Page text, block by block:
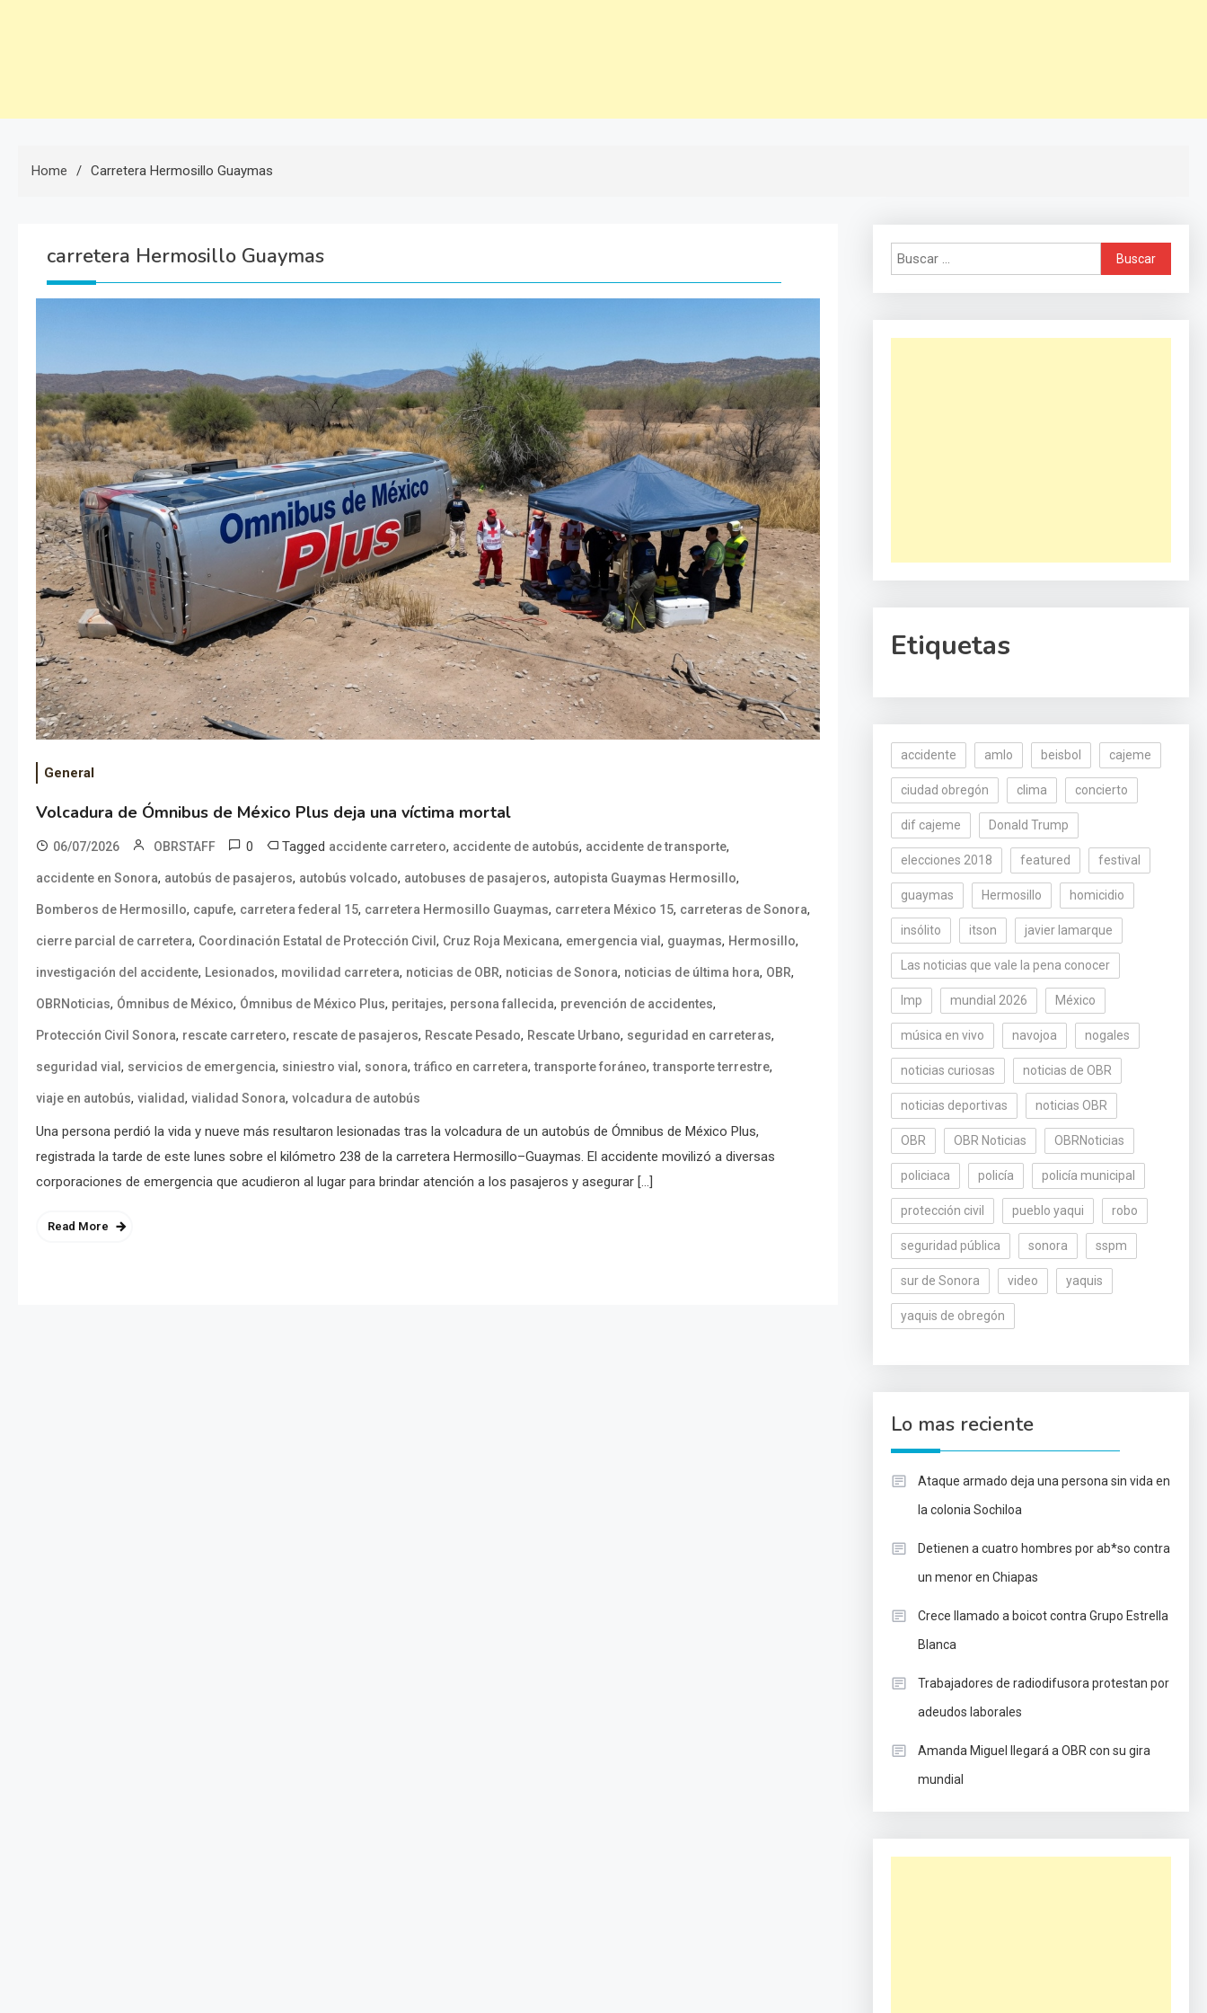
Home Carretera Hermosillo Guaymas
carretera Hermosillo Guaymas
General
Volcadura de Ómnibus de México Plus deja una víctima mortal
06/07/2026 OBRSTAFF 0 Tagged accidente carretero, accidente de autobús, accidente de transporte,
accidente en Sonora, autobús de pasajeros, autobús volcado, autobuses de pasajeros, autopista Guaymas Hermosillo,
Bomberos de Hermosillo, capufe, carretera federal 15, carretera Hermosillo Guaymas, carretera México 15, carreteras de Sonora,
cierre parcial de carretera, Coordinación Estatal de Protección Civil , Cruz Roja Mexicana, emergencia vial , guaymas, Hermosillo,
investigación del accidente, Lesionados, movilidad carretera, noticias de OBR, noticias de Sonora, noticias de última hora, OBR,
OBRNoticias, Ómnibus de México, Ómnibus de México Plus, peritajes, persona fallecida, prevención de accidentes,
Protección Civil Sonora, rescate carretero, rescate de pasajeros, Rescate Pesado, Rescate Urbano, seguridad en carreteras,
seguridad vial , servicios de emergencia, siniestro vial , sonora,tráfico en carretera,transporte foráneo,transporte terrestre,
viaje en autobús, vialidad, vialidad Sonora, volcadura de autobús
Una persona perdió la vida y nueve más resultaron lesionadas tras la volcadura de un autobús de Ómnibus de México Plus,
registrada la tarde de este lunes sobre el kilómetro 238 de la carretera Hermosillo–Guaymas. El accidente movilizó a diversas
corporaciones de emergencia que acudieron al lugar para brindar atención a los pasajeros y asegurar […]
Read More
Buscar:
Etiquetas
accidente amlo beisbol cajeme
ciudad obregón clima concierto
dif cajeme Donald Trump
elecciones 2018 featured festival
guaymas Hermosillo homicidio
insólito itson javier lamarque
Las noticias que vale la pena conocer
lmp mundial 2026 México
música en vivo navojoa nogales
noticias curiosas noticias de OBR
noticias deportivas noticias OBR
OBR OBR Noticias OBRNoticias
policiaca policía policía municipal
protección civil pueblo yaqui robo
seguridad pública sonora sspm
sur de Sonora video yaquis
yaquis de obregón
Lo mas reciente
Ataque armado deja una persona sin vida en
la colonia Sochiloa
Detienen a cuatro hombres por ab*so contra
un menor en Chiapas
Crece llamado a boicot contra Grupo Estrella
Blanca
Trabajadores de radiodifusora protestan por
adeudos laborales
Amanda Miguel llegará a OBR con su gira
mundial